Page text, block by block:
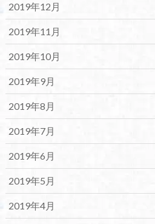
2019年12月
2019年11月
2019年10月
2019年9月
2019年8月
2019年7月
2019年6月
2019年5月
2019年4月